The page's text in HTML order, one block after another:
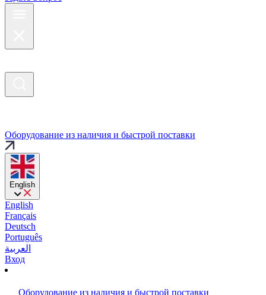
Оборудование из наличия и быстрой поставки
English
English
Français
Deutsch
Português
العربية
Вход
Оборудование из наличия и быстрой поставки